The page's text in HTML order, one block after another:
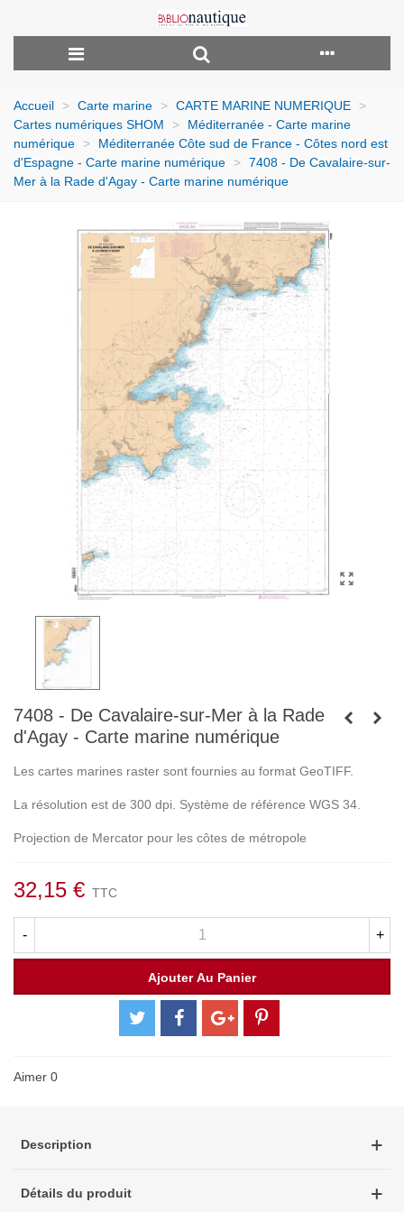
Accueil > Carte marine > CARTE MARINE NUMERIQUE
>
Cartes numériques SHOM
>
Méditerranée - Carte marine
numérique
>
Méditerranée Côte sud de France - Côtes nord est
d'Espagne - Carte marine numérique
> 7408 - De Cavalaire-sur-
Mer à la Rade d'Agay - Carte marine numérique
7408 - De Cavalaire-sur-Mer à la Rade
d'Agay - Carte marine numérique
Les cartes marines raster sont fournies au format GeoTIFF.
La résolution est de 300 dpi. Système de référence WGS 34.
Projection de Mercator pour les côtes de métropole
32,15 € TTC
- +
Ajouter Au Panier
Aimer 0
Description
Détails du produit